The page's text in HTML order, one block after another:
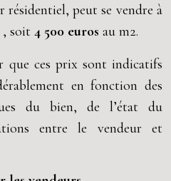
peut se vendre à
, soit 4 500 euros au m2.
ces prix sont indicatifs
en fonction des
du bien, de l’état du
entre le vendeur et